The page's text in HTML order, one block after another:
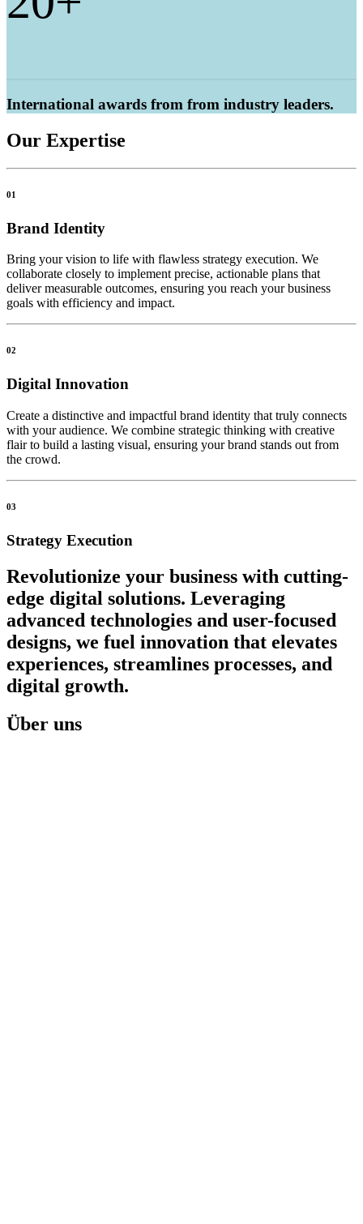
International awards from from industry leaders.
Our Expertise
01
Brand Identity
Bring your vision to life with flawless strategy execution. We
collaborate closely to implement precise, actionable plans that
deliver measurable outcomes, ensuring you reach your business
goals with efficiency and impact.
02
Digital Innovation
Create a distinctive and impactful brand identity that truly connects
with your audience. We combine strategic thinking with creative
flair to build a lasting visual, ensuring your brand stands out from
the crowd.
03
Strategy Execution
Revolutionize your business with cutting-
edge digital solutions. Leveraging
advanced technologies and user-focused
designs, we fuel innovation that elevates
experiences, streamlines processes, and
digital growth.
Über uns